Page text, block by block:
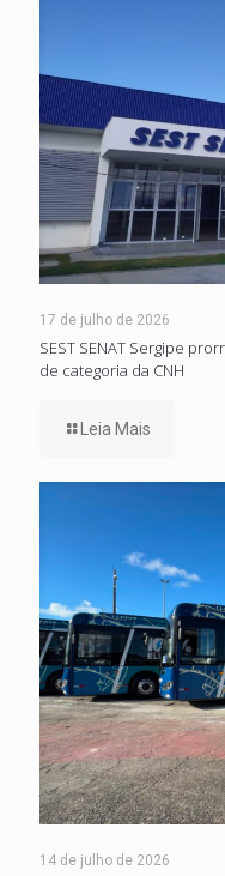
17 de julho de 2026
SEST SENAT Sergipe
de categoria da CNH
Leia Mais
14 de julho de 2026